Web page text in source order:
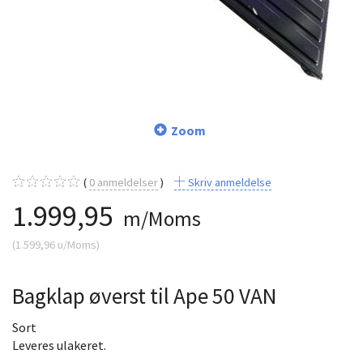
Zoom
0 anmeldelser Skriv anmeldelse
1.999,95 m/Moms
(1.599,96 u/Moms)
Bagklap øverst til Ape 50 VAN
Sort
Leveres ulakeret.